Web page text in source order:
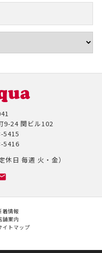
9-24 関ビル102
5415
5416
休日 毎週 火・金）
着情報
舗案内
イトマップ